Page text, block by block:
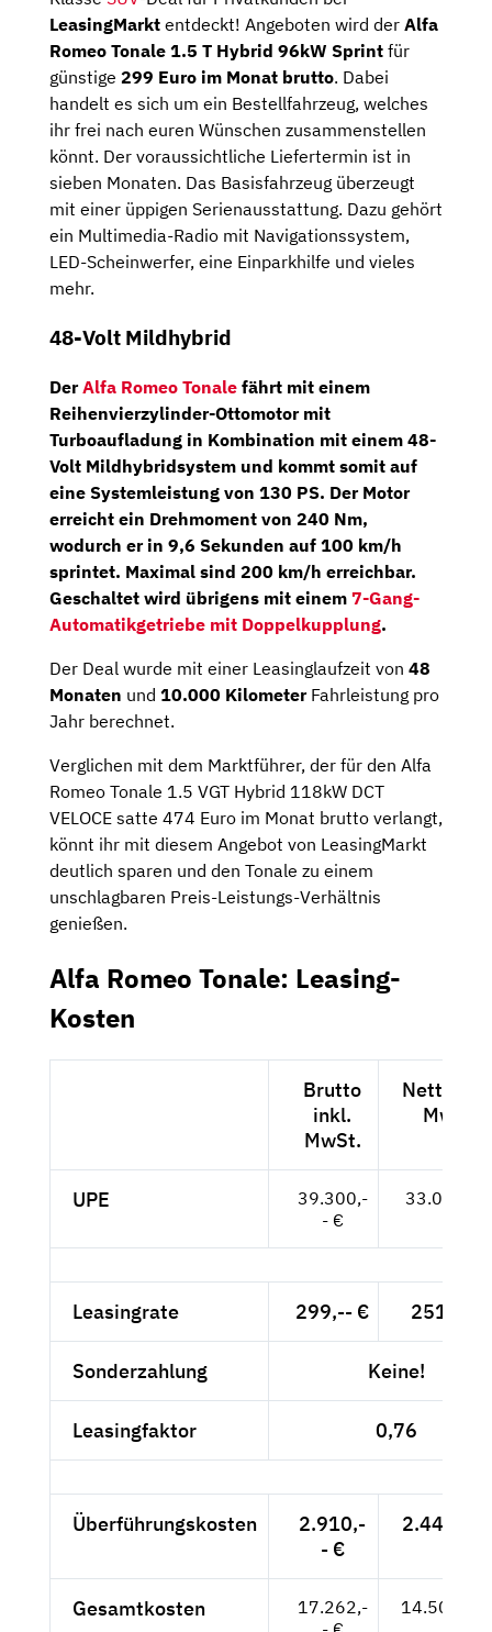
LeasingMarkt entdeckt! Angeboten wird der Alfa
Romeo Tonale 1.5 T Hybrid 96kW Sprint für
günstige 299 Euro im Monat brutto. Dabei
handelt es sich um ein Bestellfahrzeug, welches
ihr frei nach euren Wünschen zusammenstellen
könnt. Der voraussichtliche Liefertermin ist in
sieben Monaten. Das Basisfahrzeug überzeugt
mit einer üppigen Serienausstattung. Dazu gehört
ein Multimedia-Radio mit Navigationssystem,
LED-Scheinwerfer, eine Einparkhilfe und vieles
mehr.
48-Volt Mildhybrid
DerAlfa Romeo Tonale fährt mit einem
Reihenvierzylinder-Ottomotormit
Turboaufladung in Kombination mit einem 48-
Volt Mildhybridsystem und kommt somit auf
eine Systemleistung von 130 PS. Der Motor
erreicht ein Drehmoment von 240 Nm,
wodurch er in 9,6 Sekunden auf 100 km/h
sprintet. Maximal sind 200 km/h erreichbar.
Geschaltet wird übrigens mit einem 7-Gang-
Automatikgetriebe mit Doppelkupplung.
Der Deal wurde mit einer Leasinglaufzeit von 48
Monaten und 10.000 KilometerFahrleistung pro
Jahr berechnet.
Verglichen mit dem Marktführer, der für den Alfa
Romeo Tonale 1.5 VGT Hybrid 118kW DCT
VELOCE satte 474 Euro im Monat brutto verlangt,
könnt ihr mit diesem Angebot von LeasingMarkt
deutlich sparen und den Tonale zu einem
unschlagbaren Preis-Leistungs-Verhältnis
genießen.
Alfa Romeo Tonale: Leasing-
Kosten
Brutto
inkl.
MwSt.
Netto
MwSt.
UPE
39.300,-
- €
33.025,--
Leasingrate 299,-- € 251,26 €
Sonderzahlung Keine!
Leasingfaktor 0,76
Überführungskosten
2.910,-
- €
2.445,38
Gesamtkosten
17.262,-
14.505,88